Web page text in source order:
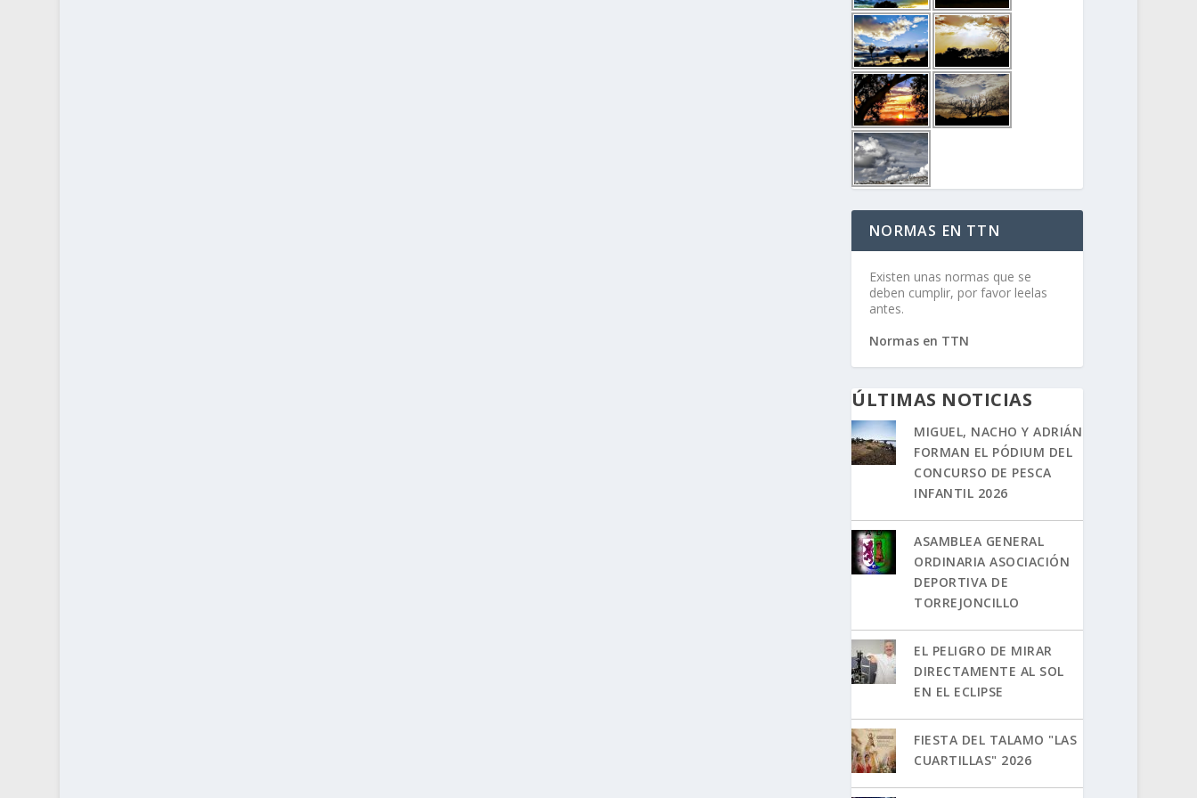
NORMAS EN TTN
Existen unas normas que se
deben cumplir, por favor leelas
antes.
Normas en TTN
ÚLTIMAS NOTICIAS
MIGUEL, NACHO Y ADRIÁN
FORMAN EL PÓDIUM DEL
CONCURSO DE PESCA
INFANTIL 2026
ASAMBLEA GENERAL
ORDINARIA ASOCIACIÓN
DEPORTIVA DE
TORREJONCILLO
EL PELIGRO DE MIRAR
DIRECTAMENTE AL SOL
EN EL ECLIPSE
FIESTA DEL TALAMO "LAS
CUARTILLAS" 2026